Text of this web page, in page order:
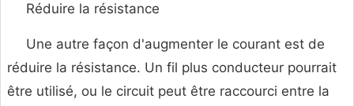
Réduire la résistance
Une autre façon d'augmenter le courant est de
réduire la résistance. Un fil plus conducteur pourrait
être utilisé, ou le circuit peut être raccourci entre la